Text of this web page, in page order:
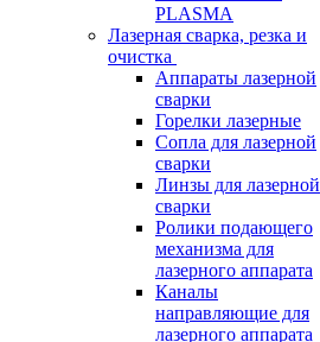
PLASMA
Лазерная сварка, резка и
очистка
Аппараты лазерной
сварки
Горелки лазерные
Сопла для лазерной
сварки
Линзы для лазерной
сварки
Ролики подающего
механизма для
лазерного аппарата
Каналы
направляющие для
лазерного аппарата